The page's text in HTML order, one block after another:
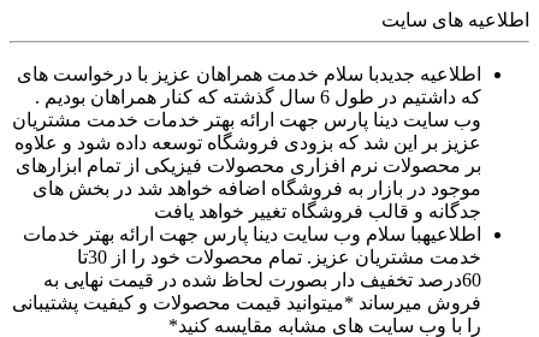
اطلاعیه های سایت
اطلاعیه جدیدبا سلام خدمت همراهان عزیز با درخواست های
که داشتیم در طول 6 سال گذشته که کنار همراهان بودیم .
وب سایت دینا پارس جهت ارائه بهتر خدمات خدمت مشتریان
عزیز بر این شد که بزودی فروشگاه توسعه داده شود و علاوه
بر محصولات نرم افزاری محصولات فیزیکی از تمام ابزارهای
موجود در بازار به فروشگاه اضافه خواهد شد در بخش های
جدگانه و قالب فروشگاه تغییر خواهد یافت
اطلاعیهبا سلام وب سایت دینا پارس جهت ارائه بهتر خدمات
خدمت مشتریان عزیز. تمام محصولات خود را از 30تا
60درصد تخفیف دار بصورت لحاظ شده در قیمت نهایی به
فروش میرساند *میتوانید قیمت محصولات و کیفیت پشتیبانی
را با وب سایت های مشابه مقایسه کنید*